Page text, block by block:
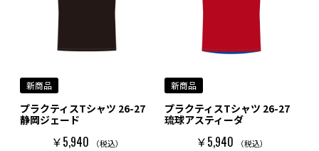
新商品
プラクティスTシャツ 26-27
静岡ジェード
￥5,940 （税込）
新商品
プラクティスTシャツ 26-27
琉球アスティーダ
￥5,940 （税込）